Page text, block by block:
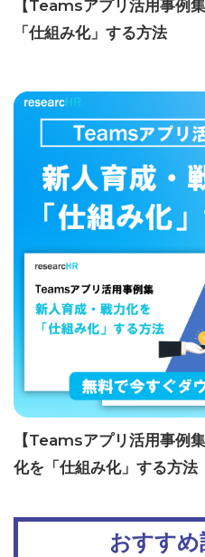
【Teamsアプリ活用事例
「仕組み化」する方法
【Teamsアプリ活用事例
化を「仕組み化」する方法
おすすめ